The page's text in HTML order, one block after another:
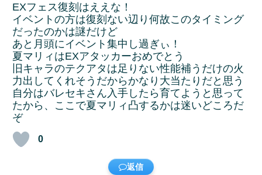
EXフェス復刻はええな！
イベントの方は復刻ない辺り何故このタイミング
だったのかは謎だけど
あと月頭にイベント集中し過ぎぃ！
夏マリィはEXアタッカーおめでとう
旧キャラのテクアタは足りない性能補うだけの火
力出してくれそうだからかなり大当たりだと思う
自分はバレセキさん入手したら育てようと思って
たから、ここで夏マリィ凸するかは迷いどころだ
ぞ
0
返信